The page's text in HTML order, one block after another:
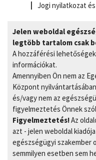
Jogi nyilatkozat
Jelen weboldal
legtöbb tartalom csak
A hozzáférési
információkat.
Amennyiben Ön nem az
Központ
és/vagy nem az
figyelmeztetés Önnek
Figyelmeztetés!Az
azt - jelen weboldal
egészségügyi szakember
semmilyen esetben sem